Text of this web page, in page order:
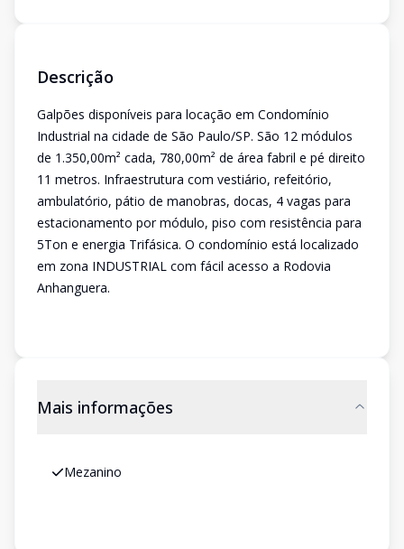
Descrição
Galpões disponíveis para locação em Condomínio
Industrial na cidade de São Paulo/SP. São 12 módulos
de 1.350,00m² cada, 780,00m² de área fabril e pé direito
11 metros. Infraestrutura com vestiário, refeitório,
ambulatório, pátio de manobras, docas, 4 vagas para
estacionamento por módulo, piso com resistência para
5Ton e energia Trifásica. O condomínio está localizado
em zona INDUSTRIAL com fácil acesso a Rodovia
Anhanguera.
Mais informações
Mezanino